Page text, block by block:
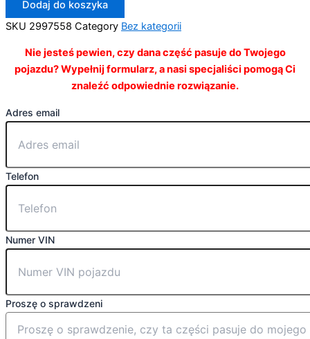
Dodaj do koszyka
SKU 2997558 Category Bez kategorii
Nie jesteś pewien, czy dana część pasuje do Twojego
pojazdu? Wypełnij formularz, a nasi specjaliści pomogą Ci
znaleźć odpowiednie rozwiązanie.
Adres email
Telefon
Numer VIN
Proszę o sprawdzeni